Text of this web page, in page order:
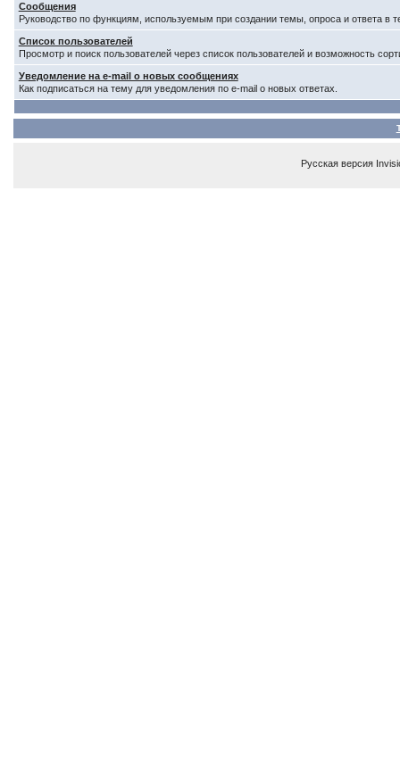
Сообщения
Руководство по функциям, используемым при создании темы, опроса и ответа в
Список пользователей
Просмотр и поиск пользователей через список пользователей и возможность
Уведомление на e-mail о новых сообщениях
Как подписаться на тему для уведомления по e-mail о новых ответах.
Русская версия